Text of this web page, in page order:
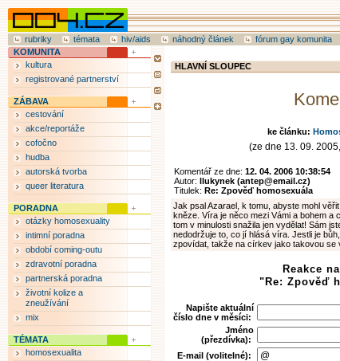
rubriky témata hiv/aids náhodný článek fórum gay komunita
HLAVNÍ SLOUPEC
ke článku:
(ze dne 13. 09.
Komentář ze dne: 12. 04. 2006 10:38:54
Autor: llukynek (antep@email.cz)
Titulek: Re: Zpověď homosexuála
Jak psal Azarael, k tomu, abyste mohl
kněze. Víra je něco mezi Vámi a bohem
tom v minulosti snažila jen vydělat! Sám
nedodržuje to, co jí hlásá víra. Jestli je
zpovídat, takže na církev jako takovou se
Reakce
"Re: Zpověď
Napište aktuální
číslo dne v měsíci:
Jméno
(přezdívka):
E-mail (volitelné):
KOMUNITA
kultura
registrované partnerství
ZÁBAVA
cestování
akce/reportáže
cofočno
hudba
autorská tvorba
queer literatura
PORADNA
otázky homosexuality
intimní poradna
období coming-outu
zdravotní poradna
partnerská poradna
životní kolize a
zneužívání
mix
TÉMATA
homosexualita